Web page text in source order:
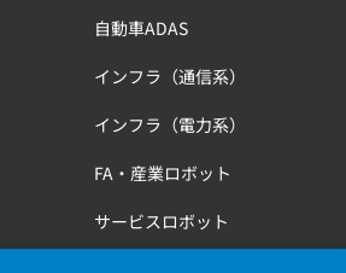
自動車ADAS
インフラ（通信系）
インフラ（電力系）
FA・産業ロボット
サービスロボット